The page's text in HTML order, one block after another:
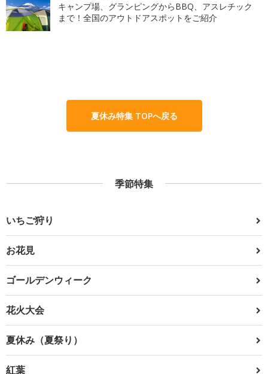
キャンプ場、グランピングからBBQ、アスレチック
まで！全国のアウトドアスポットをご紹介
夏休み特集 TOPへ戻る
季節特集
いちご狩り
お花見
ゴールデンウィーク
花火大会
夏休み（夏祭り）
紅葉